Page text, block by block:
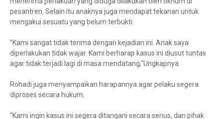
pesantren. Selain itu anaknya juga mendapat tekanan untuk
mengakui sesuatu yang belum terbukti.
"Kami sangat tidak terima dengan kejadian ini. Anak saya
diperlakukan tidak wajar. Kami berharap kasus ini diusut tuntas
agar tidak terjadi lagi di masa mendatang,"Ungkapnya
Rohadi juga menyampaikan harapannya agar pelaku segera
diproses secara hukum.
"Kami ingin kasus ini segera ditangani secara serius, dan pihak